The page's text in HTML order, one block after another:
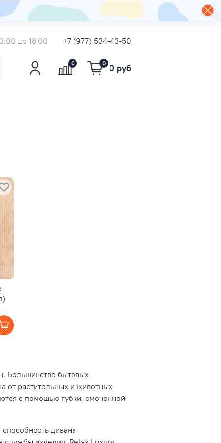
до 18:00 +7 (977) 534-43-50
0 0 0 руб
Большинство бытовых
от растительных и животных
с помощью губки, смоченной
дивана